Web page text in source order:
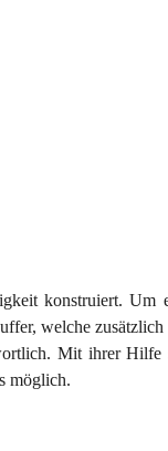
konstruiert. Um
welche
Mit ihrer Hilfe
möglich.